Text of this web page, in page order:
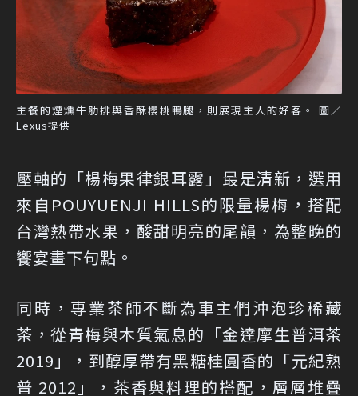
主餐的煙燻牛肋排與香酥櫻桃鴨腿，則展現主人的好客。 圖／
Lexus提供
壓軸的「楊梅果律銀耳露」最是清新，選用
來自POUYUENJI HILLS的限量楊梅，搭配
台灣熱帶水果，酸甜明亮的尾韻，為整晚的
饗宴畫下句點。
同時，專業茶師不斷為車主們沖泡珍稀藏
茶，從青梅與木質氣息的「金達摩生普洱茶
2019」，到醇厚帶有黑糖桂圓香的「元紀熟
普 2012」，茶香與料理的搭配，層層堆疊